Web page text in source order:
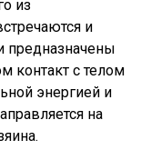
из
и
предназначены
контакт с телом
энергией и
на